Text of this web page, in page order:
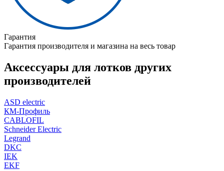
Гарантия
Гарантия производителя и магазина на весь товар
Аксессуары для лотков других
производителей
ASD electric
КМ-Профиль
CABLOFIL
Schneider Electric
Legrand
DKC
IEK
EKF